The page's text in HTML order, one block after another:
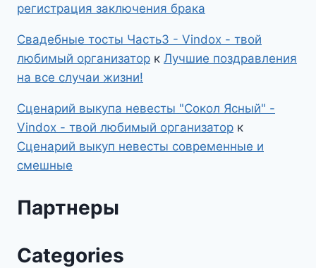
регистрация заключения брака
Свадебные тосты Часть3 - Vindox - твой
любимый организатор к Лучшие поздравления
на все случаи жизни!
Сценарий выкупа невесты "Сокол Ясный" -
Vindox - твой любимый организатор к
Сценарий выкуп невесты современные и
смешные
Партнеры
Categories